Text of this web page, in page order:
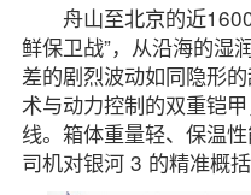
舟山至北京的近
鲜保卫战”，从沿海的湿
差的剧烈波动如同隐形
术与动力控制的双重铠
线。箱体重量轻、保温
司机对银河 3 的精准概